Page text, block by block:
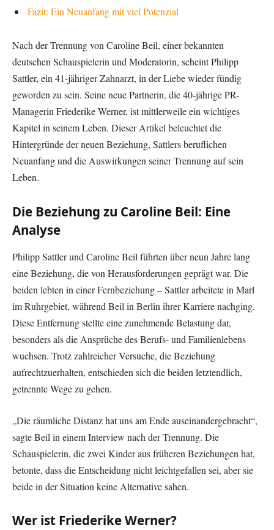
Fazit: Ein Neuanfang mit viel Potenzial
Nach der Trennung von Caroline Beil, einer bekannten
deutschen Schauspielerin und Moderatorin, scheint Philipp
Sattler, ein 41-jähriger Zahnarzt, in der Liebe wieder fündig
geworden zu sein. Seine neue Partnerin, die 40-jährige PR-
Managerin Friederike Werner, ist mittlerweile ein wichtiges
Kapitel in seinem Leben. Dieser Artikel beleuchtet die
Hintergründe der neuen Beziehung, Sattlers beruflichen
Neuanfang und die Auswirkungen seiner Trennung auf sein
Leben.
Die Beziehung zu Caroline Beil: Eine
Analyse
Philipp Sattler und Caroline Beil führten über neun Jahre lang
eine Beziehung, die von Herausforderungen geprägt war. Die
beiden lebten in einer Fernbeziehung – Sattler arbeitete in Marl
im Ruhrgebiet, während Beil in Berlin ihrer Karriere nachging.
Diese Entfernung stellte eine zunehmende Belastung dar,
besonders als die Ansprüche des Berufs- und Familienlebens
wuchsen. Trotz zahlreicher Versuche, die Beziehung
aufrechtzuerhalten, entschieden sich die beiden letztendlich,
getrennte Wege zu gehen.
„Die räumliche Distanz hat uns am Ende auseinandergebracht“,
sagte Beil in einem Interview nach der Trennung. Die
Schauspielerin, die zwei Kinder aus früheren Beziehungen hat,
betonte, dass die Entscheidung nicht leichtgefallen sei, aber sie
beide in der Situation keine Alternative sahen.
Wer ist Friederike Werner?